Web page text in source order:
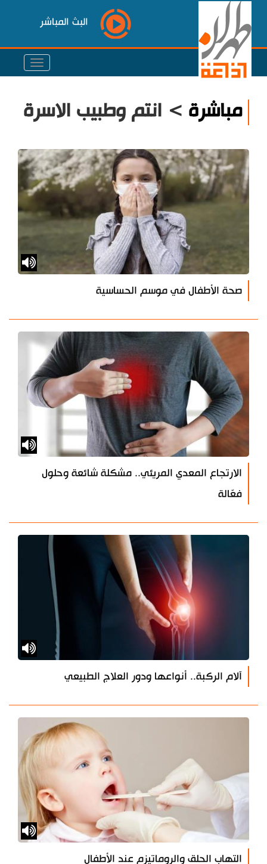
البث المباشر
مباشرة > انتم وطبيب الاسرة
صحة الأطفال في موسم الحساسية
الارتجاع المعدي المريئي.. مشكلة شائعة وحلول
فعّالة
آلام الركبة.. أنواعها ودور العلاج الطبيعي
التهاب الحلق والروماتيزم عند الأطفال